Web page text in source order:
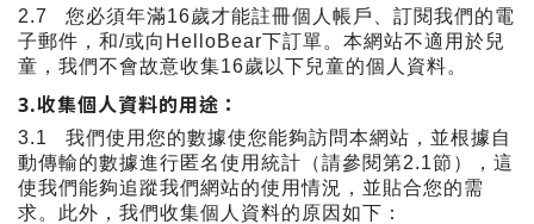
2.7 您必須年滿16歲才能註冊個人帳戶、訂閱我們的電
子郵件，和/或向 HelloBear下訂單。本網站不適用於兒
童，我們不會故意收集16歲以下兒童的個人資料。
3.收集個人資料的用途：
3.1 我們使用您的數據使您能夠訪問本網站，並根據自
動傳輸的數據進行匿名使用統計（請參閱第2.1節），這
使我們能夠追蹤我們網站的使用情況，並貼合您的需
求。此外，我們收集個人資料的原因如下：